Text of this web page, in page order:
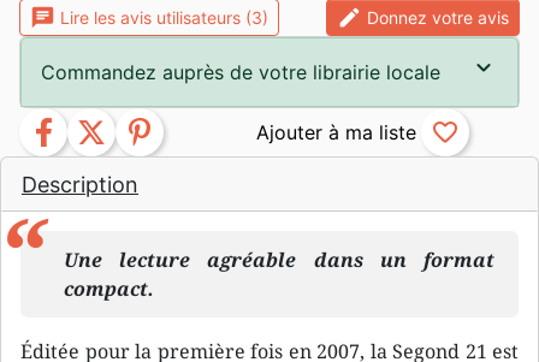
Description
Une lecture agréable dans un format
compact.
Éditée pour la première fois en 2007, la Segond 21 est
chat Lire les avis utilisateurs (3) edit Donnez votre avis
Commandez auprès de votre librairie locale
facebook twitter pinterest favorite_border